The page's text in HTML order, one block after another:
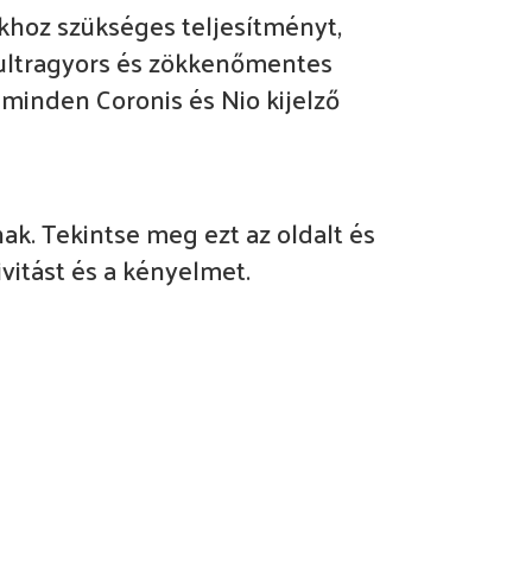
szükséges teljesítményt,
és zökkenőmentes
Coronis és Nio kijelző
Tekintse meg ezt az oldalt és
és a kényelmet.